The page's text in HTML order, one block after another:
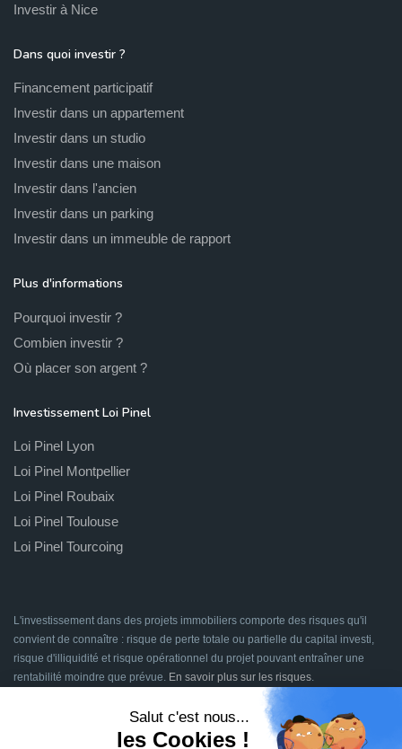
Investir à Nice
Dans quoi investir ?
Financement participatif
Investir dans un appartement
Investir dans un studio
Investir dans une maison
Investir dans l'ancien
Investir dans un parking
Investir dans un immeuble de rapport
Plus d'informations
Pourquoi investir ?
Combien investir ?
Où placer son argent ?
Investissement Loi Pinel
Loi Pinel Lyon
Loi Pinel Montpellier
Loi Pinel Roubaix
Loi Pinel Toulouse
Loi Pinel Tourcoing
L'investissement dans des projets immobiliers comporte des risques qu'il
convient de connaître : risque de perte totale ou partielle du capital investi,
risque d'illiquidité et risque opérationnel du projet pouvant entraîner une
rentabilité moindre que prévue. En savoir plus sur les risques
Signatures en ligne assurées par